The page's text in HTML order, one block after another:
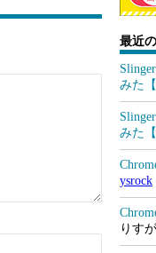
最近
みた【
みた【
ysrock
りす